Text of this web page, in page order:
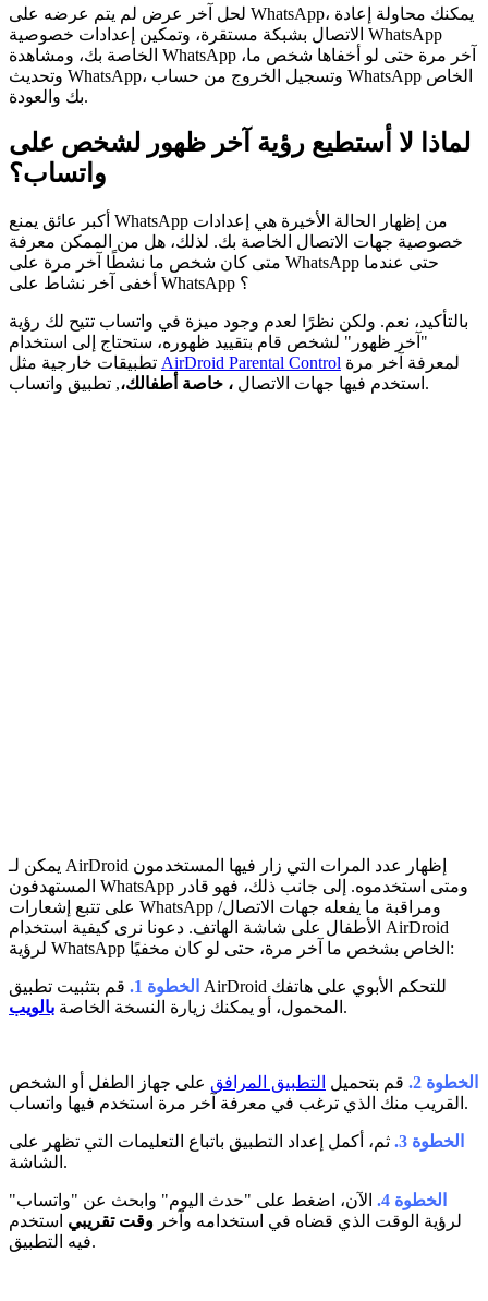
لحل آخر عرض لم يتم عرضه على WhatsApp، يمكنك محاولة إعادة
الاتصال بشبكة مستقرة، وتمكين إعدادات خصوصية WhatsApp
الخاصة بك، ومشاهدة WhatsApp آخر مرة حتى لو أخفاها شخص ما،
وتحديث WhatsApp، وتسجيل الخروج من حساب WhatsApp الخاص
بك والعودة.
لماذا لا أستطيع رؤية آخر ظهور لشخص على
واتساب؟
أكبر عائق يمنع WhatsApp من إظهار الحالة الأخيرة هي إعدادات
خصوصية جهات الاتصال الخاصة بك. لذلك، هل من الممكن معرفة
متى كان شخص ما نشطًا آخر مرة على WhatsApp حتى عندما
أخفى آخر نشاط على WhatsApp ؟
بالتأكيد، نعم. ولكن نظرًا لعدم وجود ميزة في واتساب تتيح لك رؤية
"آخر ظهور" لشخص قام بتقييد ظهوره، ستحتاج إلى استخدام
AirDroid Parental Control
استخدم فيها جهات الاتصال ، خاصة أطفالك، , تطبيق واتساب.
يمكن لـ AirDroid إظهار عدد المرات التي زار فيها المستخدمون
المستهدفون WhatsApp ومتى استخدموه. إلى جانب ذلك، فهو قادر
على تتبع إشعارات WhatsApp ومراقبة ما يفعله جهات الاتصال/
الأطفال على شاشة الهاتف. دعونا نرى كيفية استخدام AirDroid
لرؤية WhatsApp الخاص بشخص ما آخر مرة، حتى لو كان مخفيًا:
الخطوة 1.
قم بتثبيت تطبيق AirDroid للتحكم الأبوي على هاتفك
المحمول، أو يمكنك زيارة النسخة الخاصة بالويب .
الخطوة 2. قم بتحميل التطبيق المرافق على جهاز الطفل أو الشخص
القريب منك الذي ترغب في معرفة آخر مرة استخدم فيها واتساب.
الخطوة 3.
ثم، أكمل إعداد التطبيق باتباع التعليمات التي تظهر على
الشاشة.
الخطوة 4.
الآن، اضغط على "حدث اليوم" وابحث عن "واتساب"
لرؤية الوقت الذي قضاه في استخدامه وآخر وقت تقريبي استخدم
فيه التطبيق.